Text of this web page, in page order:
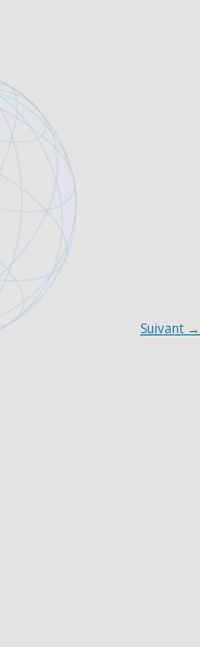
Suivant →